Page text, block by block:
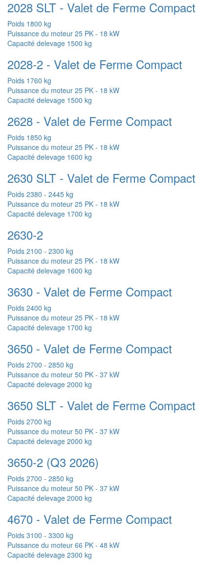
2028 SLT - Valet de Ferme Compact
Poids 1800 kg
Puissance du moteur 25 PK - 18 kW
Capacité delevage 1500 kg
2028-2 - Valet de Ferme Compact
Poids 1760 kg
Puissance du moteur 25 PK - 18 kW
Capacité delevage 1500 kg
2628 - Valet de Ferme Compact
Poids 1850 kg
Puissance du moteur 25 PK - 18 kW
Capacité delevage 1600 kg
2630 SLT - Valet de Ferme Compact
Poids 2380 - 2445 kg
Puissance du moteur 25 PK - 18 kW
Capacité delevage 1700 kg
2630-2
Poids 2100 - 2300 kg
Puissance du moteur 25 PK - 18 kW
Capacité delevage 1600 kg
3630 - Valet de Ferme Compact
Poids 2400 kg
Puissance du moteur 25 PK - 18 kW
Capacité delevage 1700 kg
3650 - Valet de Ferme Compact
Poids 2700 - 2850 kg
Puissance du moteur 50 PK - 37 kW
Capacité delevage 2000 kg
3650 SLT - Valet de Ferme Compact
Poids 2700 kg
Puissance du moteur 50 PK - 37 kW
Capacité delevage 2000 kg
3650-2 (Q3 2026)
Poids 2700 - 2850 kg
Puissance du moteur 50 PK - 37 kW
Capacité delevage 2000 kg
4670 - Valet de Ferme Compact
Poids 3100 - 3300 kg
Puissance du moteur 66 PK - 48 kW
Capacité delevage 2300 kg